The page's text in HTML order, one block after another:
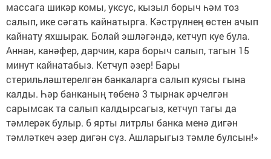
массага шикәр комы, уксус, кызыл борыч һәм тоз
салып, ике сәгать кайнатырга. Кәстрүлнең өстен ачып
кайнату яхшырак. Болай эшләгәндә, кетчуп куе була.
Аннан, канәфер, дарчин, кара борыч салып, тагын 15
минут кайнатабыз. Кетчуп әзер! Бары
стерильләштерелгән банкаларга салып куясы гына
калды. Һәр банканың төбенә 3 тырнак әрчелгән
сарымсак та салып калдырсагыз, кетчуп тагы да
тәмлерәк булыр. 6 ярты литрлы банка менә дигән
тәмләткеч әзер дигән сүз. Ашларыгыз тәмле булсын!»